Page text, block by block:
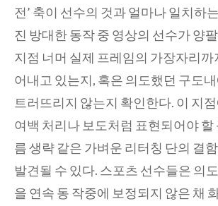
전’ 축이 선수의 것과 얼마나 일치하
진 방대한 동작 중 영상의 선수가 양
지점 너머 실제 프레임의 가장자리까
어내고 있는지, 혹은 의도했던 구도
트러뜨리지 않는지 확인한다. 이 지
여백 처리나 보도처럼 표현되어야 할
름 생략 같은 가벼운 리터칭 단의 결
발견될 수 있다. 스포츠 선수들은 의
을 연속 동 작중에 보정되지 않은 채